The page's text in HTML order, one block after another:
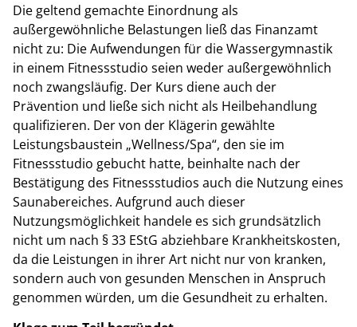
Die geltend gemachte Einordnung als
außergewöhnliche Belastungen ließ das Finanzamt
nicht zu: Die Aufwendungen für die Wassergymnastik
in einem Fitnessstudio seien weder außergewöhnlich
noch zwangsläufig. Der Kurs diene auch der
Prävention und ließe sich nicht als Heilbehandlung
qualifizieren. Der von der Klägerin gewählte
Leistungsbaustein „Wellness/Spa“, den sie im
Fitnessstudio gebucht hatte, beinhalte nach der
Bestätigung des Fitnessstudios auch die Nutzung eines
Saunabereiches. Aufgrund auch dieser
Nutzungsmöglichkeit handele es sich grundsätzlich
nicht um nach § 33 EStG abziehbare Krankheitskosten,
da die Leistungen in ihrer Art nicht nur von kranken,
sondern auch von gesunden Menschen in Anspruch
genommen würden, um die Gesundheit zu erhalten.